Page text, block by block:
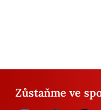
Zůstaňme ve